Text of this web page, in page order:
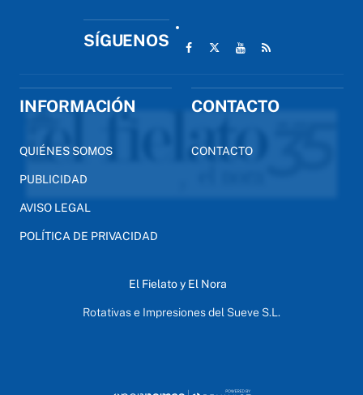
SÍGUENOS
INFORMACIÓN
QUIÉNES SOMOS
PUBLICIDAD
AVISO LEGAL
POLÍTICA DE PRIVACIDAD
CONTACTO
CONTACTO
El Fielato y El Nora
Rotativas e Impresiones del Sueve S.L.